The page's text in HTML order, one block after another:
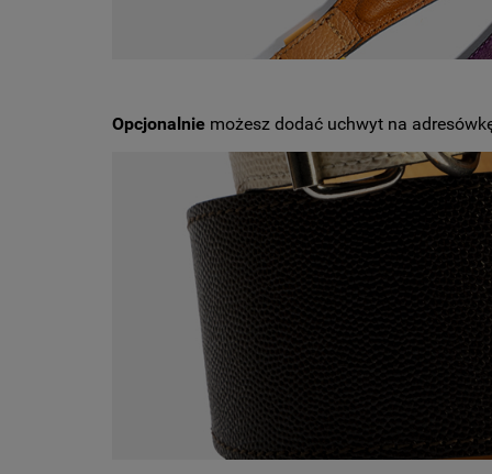
Opcjonalnie możesz dodać uchwyt na